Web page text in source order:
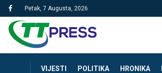
Petak, 7 Augusta, 2026
VIJESTI POLITIKA HRONIKA